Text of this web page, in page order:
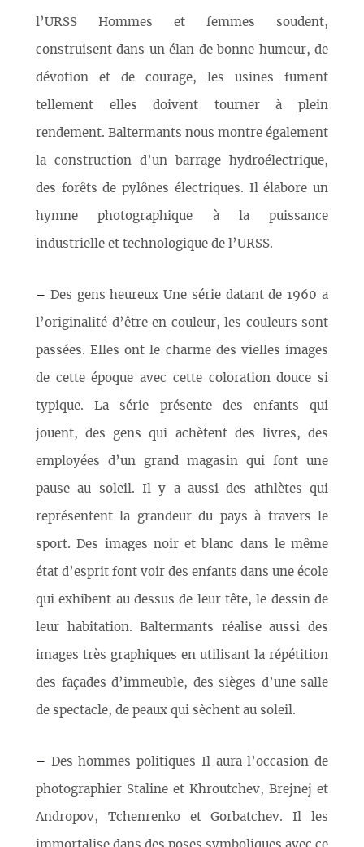
l’URSS Hommes et femmes soudent,
construisent dans un élan de bonne humeur, de
dévotion et de courage, les usines fument
tellement elles doivent tourner à plein
rendement. Baltermants nous montre également
la construction d’un barrage hydroélectrique,
des forêts de pylônes électriques. Il élabore un
hymne photographique à la puissance
industrielle et technologique de l’URSS.
– Des gens heureux Une série datant de 1960 a
l’originalité d’être en couleur, les couleurs sont
passées. Elles ont le charme des vielles images
de cette époque avec cette coloration douce si
typique. La série présente des enfants qui
jouent, des gens qui achètent des livres, des
employées d’un grand magasin qui font une
pause au soleil. Il y a aussi des athlètes qui
représentent la grandeur du pays à travers le
sport. Des images noir et blanc dans le même
état d’esprit font voir des enfants dans une école
qui exhibent au dessus de leur tête, le dessin de
leur habitation. Baltermants réalise aussi des
images très graphiques en utilisant la répétition
des façades d’immeuble, des sièges d’une salle
de spectacle, de peaux qui sèchent au soleil.
– Des hommes politiques Il aura l’occasion de
photographier Staline et Khroutchev, Brejnej et
Andropov, Tchenrenko et Gorbatchev. Il les